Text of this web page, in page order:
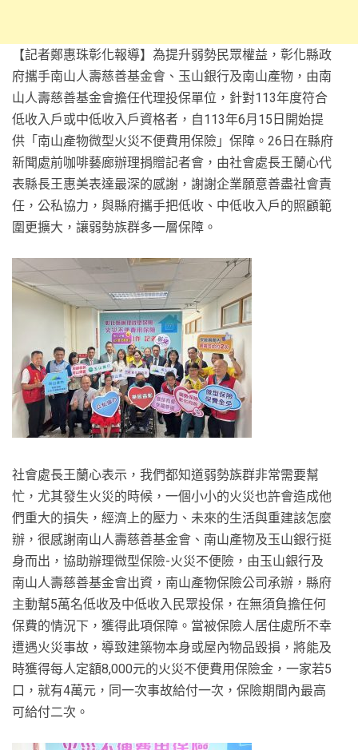
【記者鄭惠珠彰化報導】為提升弱勢民眾權益，彰化縣政
府攜手南山人壽慈善基金會、玉山銀行及南山產物，由南
山人壽慈善基金會擔任代理投保單位，針對113年度符合
低收入戶或中低收入戶資格者，自113年6月15日開始提
供「南山產物微型火災不便費用保險」保障。26日在縣府
新聞處前咖啡藝廊辦理捐贈記者會，由社會處長王蘭心代
表縣長王惠美表達最深的感謝，謝謝企業願意善盡社會責
任，公私協力，與縣府攜手把低收、中低收入戶的照顧範
圍更擴大，讓弱勢族群多一層保障。
社會處長王蘭心表示，我們都知道弱勢族群非常需要幫
忙，尤其發生火災的時候，一個小小的火災也許會造成他
們重大的損失，經濟上的壓力、未來的生活與重建該怎麼
辦，很感謝南山人壽慈善基金會、南山產物及玉山銀行挺
身而出，協助辦理微型保險-火災不便險，由玉山銀行及
南山人壽慈善基金會出資，南山產物保險公司承辦，縣府
主動幫5萬名低收及中低收入民眾投保，在無須負擔任何
保費的情況下，獲得此項保障。當被保險人居住處所不幸
遭遇火災事故，導致建築物本身或屋內物品毀損，將能及
時獲得每人定額8,000元的火災不便費用保險金，一家若5
口，就有4萬元，同一次事故給付一次，保險期間內最高
可給付二次。